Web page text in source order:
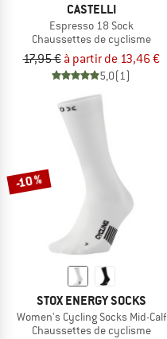
CASTELLI
Espresso 18 Sock
Chaussettes de cyclisme
17,95 € à partir de 13,46 €
5,0(1)
-10 %
STOX ENERGY SOCKS
Women's Cycling Socks Mid-Calf
Chaussettes de cyclisme